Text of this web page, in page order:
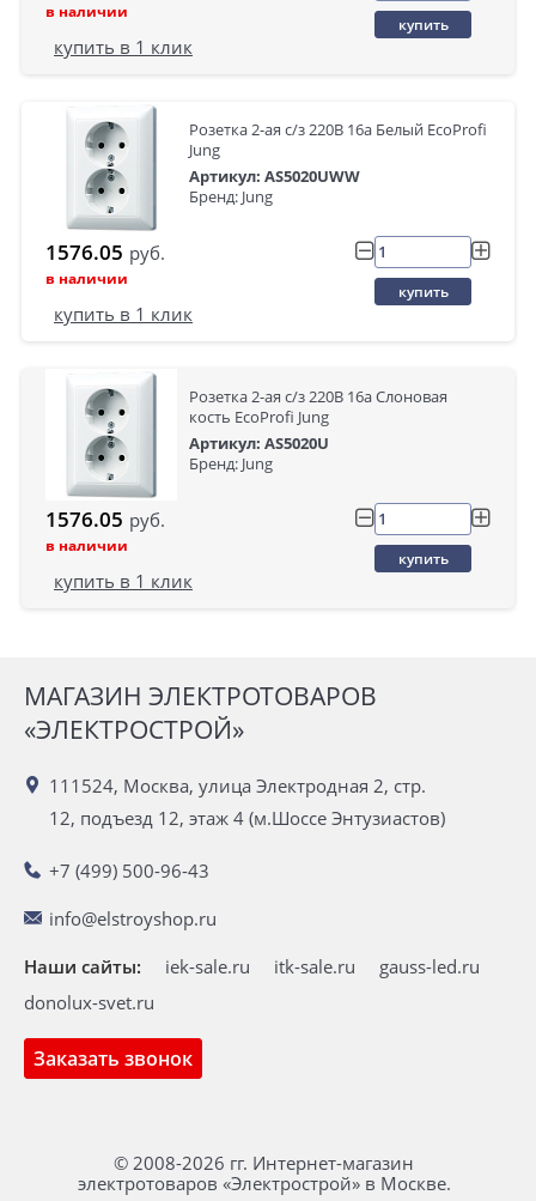
в наличии
купить
купить в 1 клик
Розетка 2-ая с/з 220В 16а Белый EcoProfi
Jung
Артикул: AS5020UWW
Бренд: Jung
1576.05 руб.
в наличии
купить
купить в 1 клик
Розетка 2-ая с/з 220В 16а Слоновая
кость EcoProfi Jung
Артикул: AS5020U
Бренд: Jung
1576.05 руб.
в наличии
купить
купить в 1 клик
МАГАЗИН ЭЛЕКТРОТОВАРОВ
«ЭЛЕКТРОСТРОЙ»
111524, Москва, улица Электродная 2, стр.
12, подъезд 12, этаж 4 (м.Шоссе Энтузиастов)
+7 (499) 500-96-43
info@elstroyshop.ru
Заказать звонок
Наши сайты: iek-sale.ru itk-sale.ru
gauss-led.ru
donolux-svet.ru
© 2008-2026 гг. Интернет-магазин
электротоваров «Электрострой» в Москве.